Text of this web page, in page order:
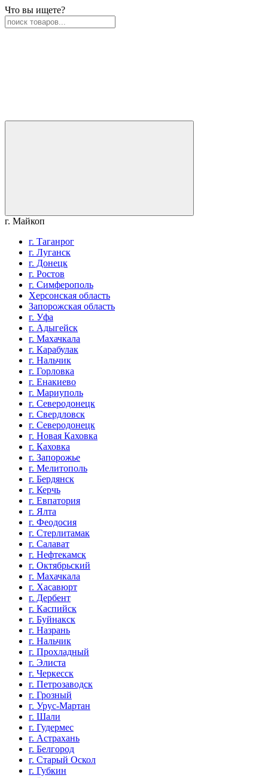
Что вы ищете?
г. Майкоп
г. Таганрог
г. Луганск
г. Донецк
г. Ростов
г. Симферополь
Херсонская область
Запорожская область
г. Уфа
г. Адыгейск
г. Махачкала
г. Карабулак
г. Нальчик
г. Горловка
г. Енакиево
г. Мариуполь
г. Северодонецк
г. Свердловск
г. Северодонецк
г. Новая Каховка
г. Каховка
г. Запорожье
г. Мелитополь
г. Бердянск
г. Керчь
г. Евпатория
г. Ялта
г. Феодосия
г. Стерлитамак
г. Салават
г. Нефтекамск
г. Октябрьский
г. Махачкала
г. Хасавюрт
г. Дербент
г. Каспийск
г. Буйнакск
г. Назрань
г. Нальчик
г. Прохладный
г. Элиста
г. Черкесск
г. Петрозаводск
г. Грозный
г. Урус-Мартан
г. Шали
г. Гудермес
г. Астрахань
г. Белгород
г. Старый Оскол
г. Губкин